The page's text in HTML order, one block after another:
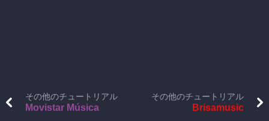
その他のチュートリアル
Movistar Música
その他のチュートリアル
Brisamusic